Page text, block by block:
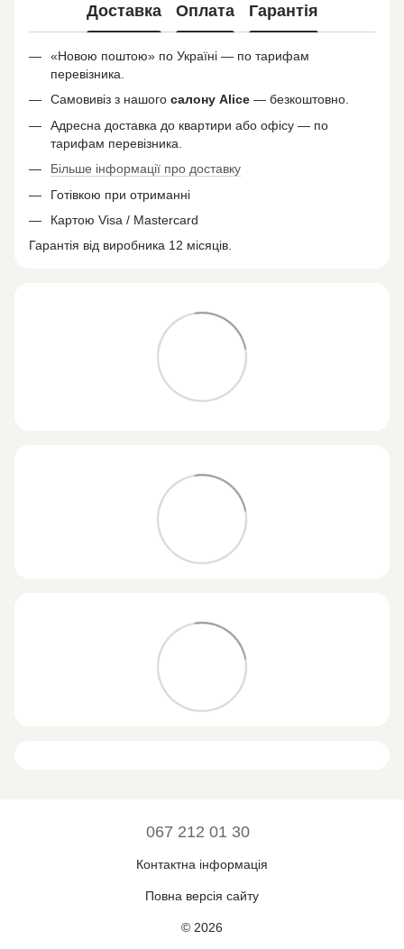
Доставка Оплата Гарантія
«Новою поштою» по Україні — по тарифам
перевізника.
Самовивіз з нашого салону Alice — безкоштовно.
Адресна доставка до квартири або офісу — по
тарифам перевізника.
Більше інформації про доставку
Готівкою при отриманні
Картою Visa / Mastercard
Гарантія від виробника 12 місяців.
067 212 01 30
Контактна інформація
Повна версія сайту
© 2026